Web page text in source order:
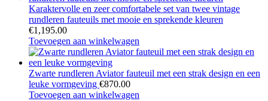
Karaktervolle en zeer comfortabele set van twee vintage
rundleren fauteuils met mooie en sprekende kleuren
€1,195.00
Toevoegen aan winkelwagen
Zwarte rundleren Aviator fauteuil met een strak design en een
leuke vormgeving €870.00
Toevoegen aan winkelwagen